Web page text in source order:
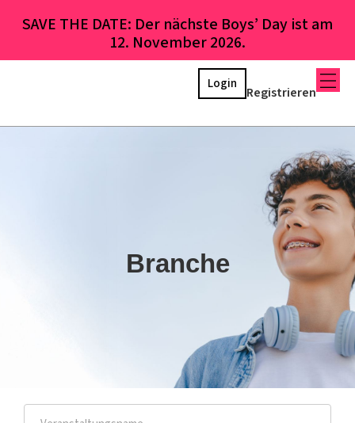
SAVE THE DATE: Der nächste Boys’ Day ist am
12. November 2026.
Registrieren
Login
Branche